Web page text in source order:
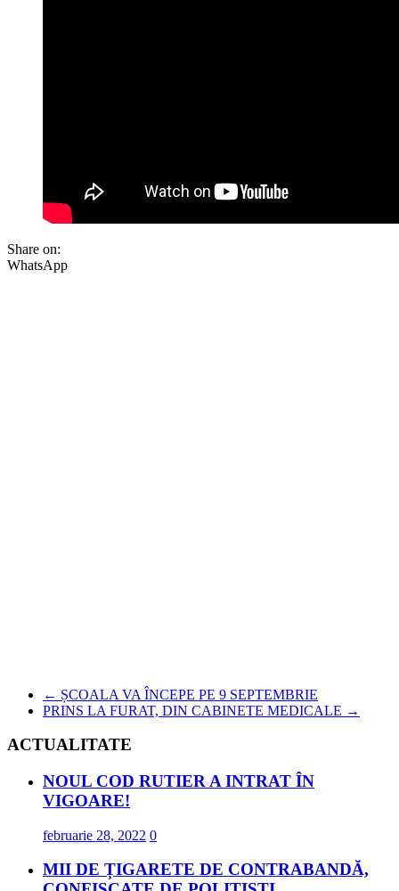
Share on:
WhatsApp
← ȘCOALA VA ÎNCEPE PE 9 SEPTEMBRIE
PRINS LA FURAT, DIN CABINETE MEDICALE →
ACTUALITATE
NOUL COD RUTIER A INTRAT ÎN
VIGOARE!
februarie 28, 2022 0
MII DE ȚIGARETE DE CONTRABANDĂ,